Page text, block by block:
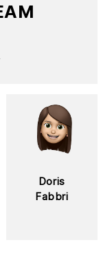
Doris
Fabbri